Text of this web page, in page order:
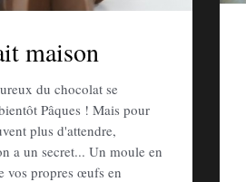
maison
du chocolat se
Pâques ! Mais pour
plus d'attendre,
a un secret... Un moule en
vos propres œufs en